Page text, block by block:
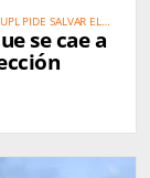
PIDE SALVAR EL
se cae a